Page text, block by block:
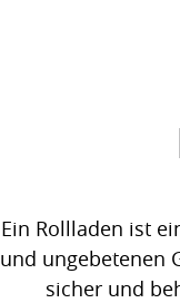
Ein Rollladen ist
und ungebetenen
sicher und